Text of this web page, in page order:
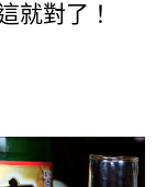
就對了！